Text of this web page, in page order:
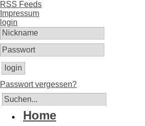
RSS Feeds
Impressum
login
login
Passwort vergessen?
Home